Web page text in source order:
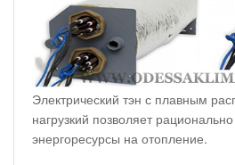
Электрический тэн с плавным
нагрузкий позволяет
энергоресурсы на отопление.